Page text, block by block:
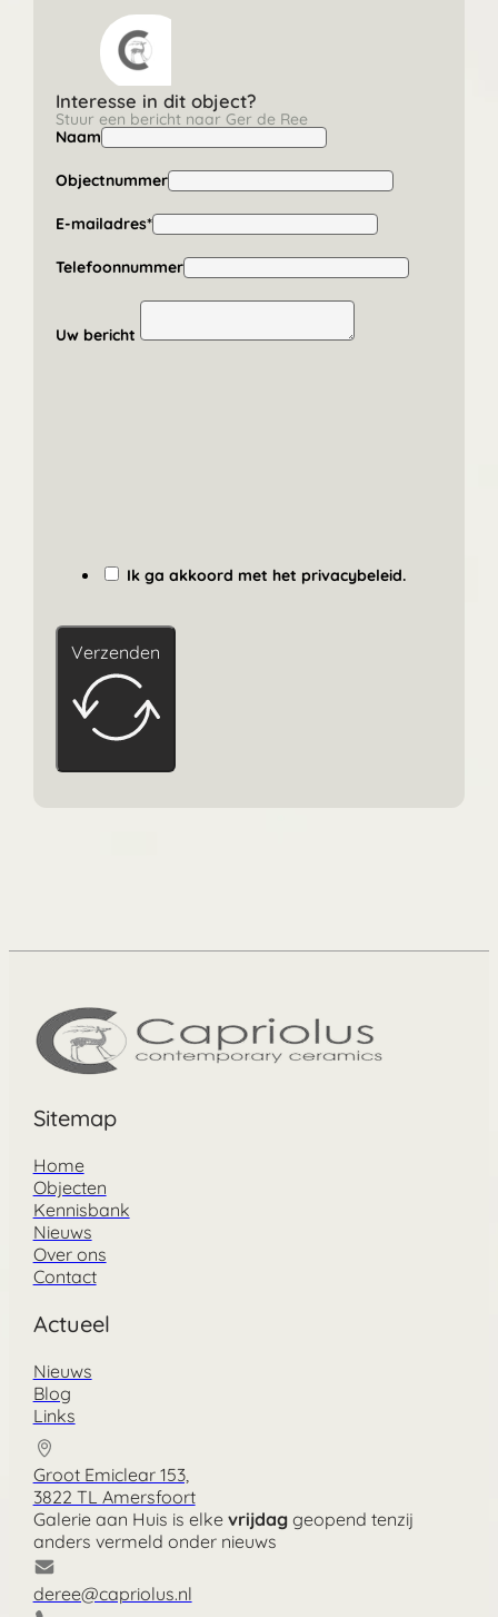
Interesse in dit object?
Stuur een bericht naar Ger de Ree
Naam
Objectnummer
E-mailadres*
Telefoonnummer
Uw bericht
Ik ga akkoord met het privacybeleid.
Verzenden
Sitemap
Home
Objecten
Kennisbank
Nieuws
Over ons
Contact
Actueel
Nieuws
Blog
Links
Groot Emiclear 153,
3822 TL Amersfoort
Galerie aan Huis is elke vrijdaggeopend tenzij
anders vermeld onder nieuws
deree@capriolus.nl